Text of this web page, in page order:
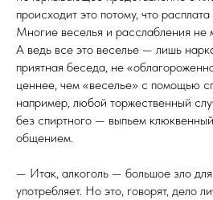
происходит это потому, что
Многие веселья и расслабления не
А ведь все это веселье — лишь
приятная беседа, не
ценнее, чем «веселье» с помощью
например, любой торжественный
без спиртного — выпьем
общением.
— Итак, алкоголь — большое зло для
употребляет. Но это, говорят, дело